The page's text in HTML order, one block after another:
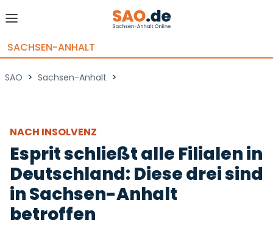
SACHSEN-ANHALT
SAO > Sachsen-Anhalt >
NACH INSOLVENZ
Esprit schließt alle Filialen in
Deutschland: Diese drei sind
in Sachsen-Anhalt
betroffen